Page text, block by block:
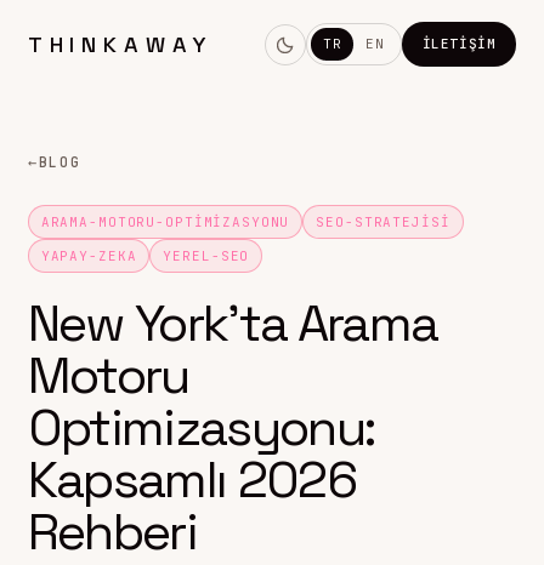
THINKAWAY TR EN İLETIŞIM
←BLOG
ARAMA-MOTORU-OPTIMIZASYONU
SEO-STRATEJISI
YAPAY-ZEKA
YEREL-SEO
New York’ta Arama
Motoru
Optimizasyonu:
Kapsamlı 2026
Rehberi